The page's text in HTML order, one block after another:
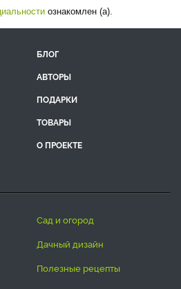
ознакомлен (а).
БЛОГ
АВТОРЫ
ПОДАРКИ
ТОВАРЫ
О ПРОЕКТЕ
сад и огород
дачный дизайн
полезные рецепты